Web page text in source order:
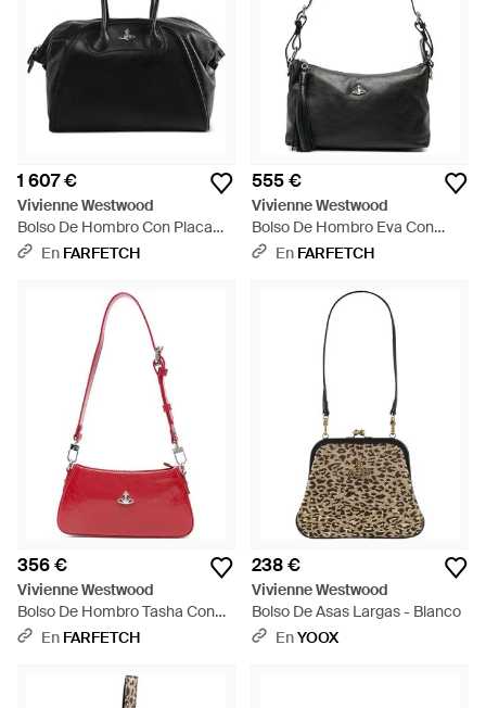
1 607 €
Vivienne Westwood
Bolso De Hombro Con Placa
Orb - Negro
En FARFETCH
555 €
Vivienne Westwood
Bolso De Hombro Eva Con
Placa De Orbe - Negro
En FARFETCH
356 €
Vivienne Westwood
Bolso De Hombro Tasha Con
Orbe - Rojo
En FARFETCH
238 €
Vivienne Westwood
Bolso De Asas Largas - Blanco
EnYOOX